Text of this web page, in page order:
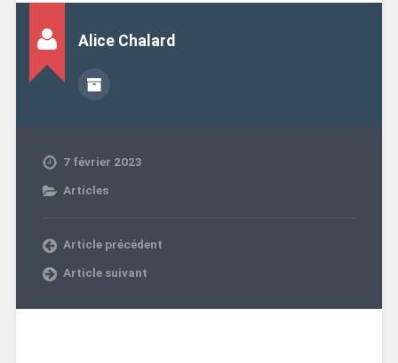
Alice Chalard
7 février 2023
Articles
Article précédent
Article suivant